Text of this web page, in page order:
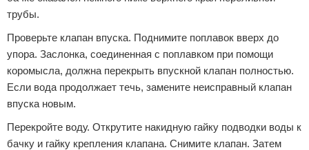
трубы.
Проверьте клапан впуска. Поднимите поплавок вверх до
упора. Заслонка, соединенная с поплавком при помощи
коромысла, должна перекрыть впускной клапан полностью.
Если вода продолжает течь, замените неисправный клапан
впуска новым.
Перекройте воду. Открутите накидную гайку подводки воды к
бачку и гайку крепления клапана. Снимите клапан. Затем